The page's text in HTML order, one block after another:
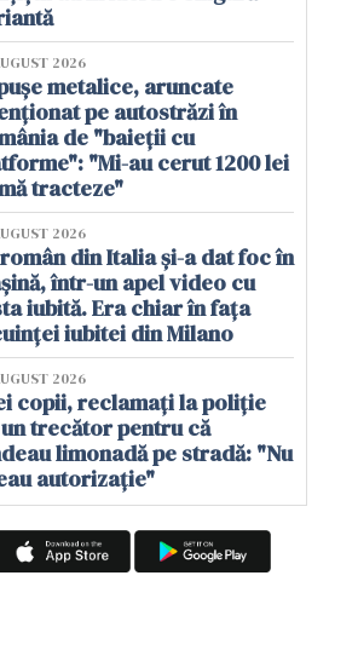
2026
metalice, aruncate
pe autostrăzi în
de "baieții cu
"Mi-au cerut 1200 lei
tracteze"
2026
din Italia și-a dat foc în
într-un apel video cu
iubită. Era chiar în fața
iubitei din Milano
2026
copii, reclamați la poliție
trecător pentru că
limonadă pe stradă: "Nu
autorizație"